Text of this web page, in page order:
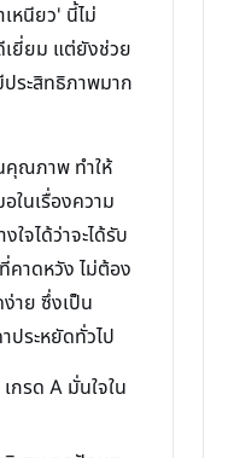
หนียว' นี้ไม่
ยี่ยม แต่ยังช่วย
ระสิทธิภาพมาก
คุณภาพ ทำให้
ในเรื่องความ
ใจได้ว่าจะได้รับ
าดหวัง ไม่ต้อง
าย ซึ่งเป็น
ระหยัดทั่วไป
กรด A มั่นใจใน